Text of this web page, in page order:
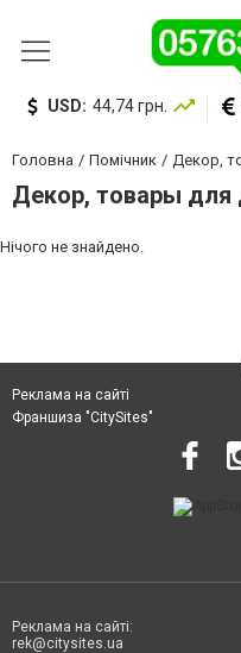
USD: 44,74 грн.
Головна Помічник Декор,
Декор, товары для
Нічого не знайдено.
Реклама на сайті
Франшиза "CitySites"
Реклама на сайті:
rek@citysites.ua